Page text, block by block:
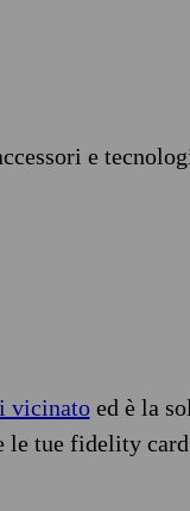
e
vicinatoed è la
tue fidelity